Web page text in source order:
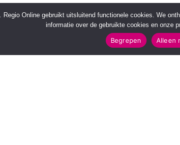
Online gebruikt uitsluitend functionele cookies. We
informatie over de gebruikte cookies en onze
Begrepen Alleen